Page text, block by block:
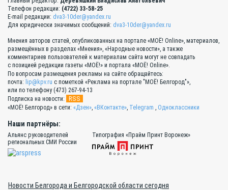
Телефон редакции: (4722) 33-58-25
E-mail редакции: dva3-10der@yandex.ru
Для юридически значимых сообщений: dva3-10der@yandex.ru
Мнения авторов статей, опубликованных на портале «МОЁ! Online», материалов,
размещённых в разделах «Мнения», «Народные новости», а также
комментариев пользователей к материалам сайта могут не совпадать
с позицией редакции газеты «МОЁ!» и портала «МОЁ! Online».
По вопросам размещения рекламы на сайте обращайтесь:
почта: lip@kpv.ru с пометкой «Реклама на портале "МОЁ! Белгород"»,
или по телефону (473) 267-94-13
Подписка на новости:
RSS
«МОЁ! Белгород» в сети: «Дзен» «ВКонтакте» Telegram Одноклассники
Наши партнёры:
Альянс руководителей
региональных СМИ России
Типография «Прайм Принт Воронеж»
Новости Белгорода и Белгородской области сегодня